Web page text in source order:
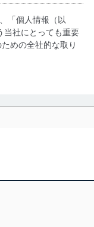
「個人情報（以
当社にとっても重要
めの全社的な取り
の達成に必要な範